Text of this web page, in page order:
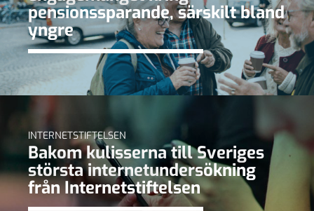
pensionssparande, särskilt bland
yngre
INTERNETSTIFTELSEN
Bakom kulisserna till Sveriges
största internetundersökning
från Internetstiftelsen